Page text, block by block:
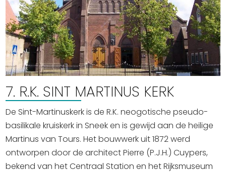
7. R.K. SINT MARTINUS KERK
De Sint-Martinuskerk is de R.K. neogotische pseudo-
basilikale kruiskerk in Sneek en is gewijd aan de heilige
Martinus van Tours. Het bouwwerk uit 1872 werd
ontworpen door de architect Pierre (P.J.H.) Cuypers,
bekend van het Centraal Station en het Rijksmuseum